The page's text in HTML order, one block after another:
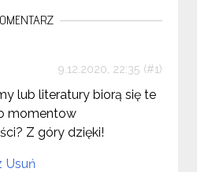
9.12.2020, 22:35
lub literatury biorą się te
momentow
Z góry dzięki!
Usuń